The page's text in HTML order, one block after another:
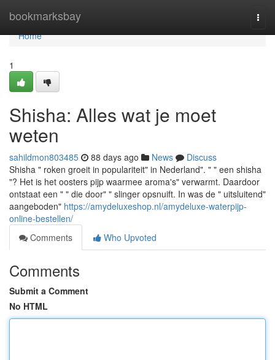
bookmarksbay
Home
Home
1
Shisha: Alles wat je moet
weten
sahildmon803485 88 days ago News
Discuss
Shisha " roken groeit in populariteit" in Nederland". " " een shisha
"? Het is het oosters pijp waarmee aroma's" verwarmt. Daardoor
ontstaat een " " die door" " slinger opsnuift. In was de " uitsluitend"
aangeboden" https://amydeluxeshop.nl/amydeluxe-waterpijp-
online-bestellen/
Comments
Who Upvoted
Comments
Submit a Comment
No HTML